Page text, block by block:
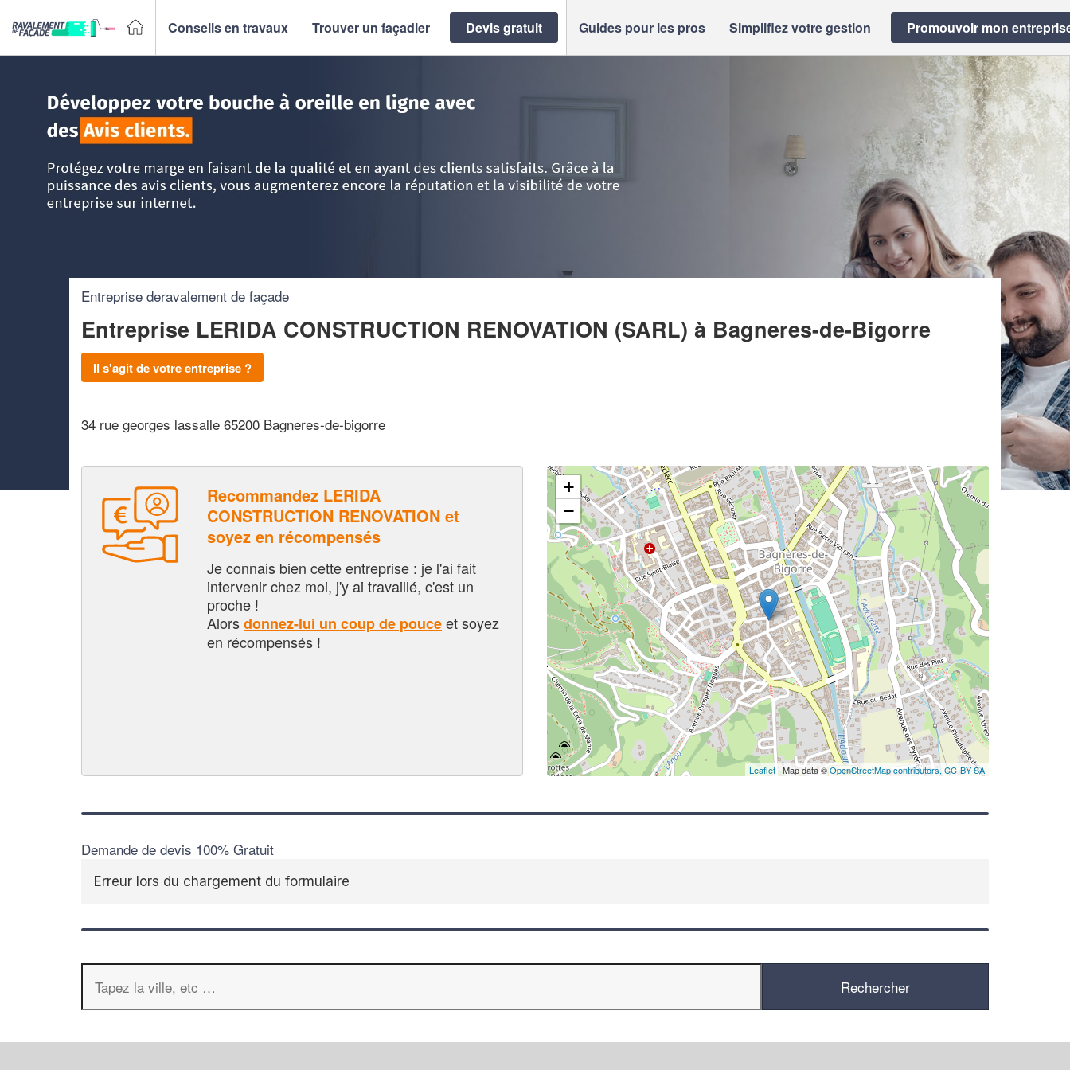
Conseils en travaux Trouver un façadier Devis gratuit Guides pour les pros Simplifiez votre gestion Promouvoir mon
Entreprise deravalement de façade
Entreprise LERIDA CONSTRUCTION RENOVATION (SARL) à Bagneres-de-Bigorre
Il s'agit de votre entreprise ?
34 rue georges lassalle 65200 Bagneres-de-bigorre
Recommandez LERIDA
CONSTRUCTION RENOVATION et
soyez en récompensés
Je connais bien cette entreprise : je l'ai fait
intervenir chez moi, j'y ai travaillé, c'est un
proche !
Alorsdonnez-lui un coup de pouceet soyez
en récompensés !
+
−
Leaflet | Map data ©OpenStreetMap contributors,CC-BY-SA
Demande de devis 100% Gratuit
Erreur lors du chargement du formulaire
✕
Vous êtes un
professionnel ?
Augmentez votrechiffre d'affaires
vosmargestout en gagnant de
nouveaux clients!
En savoir plus